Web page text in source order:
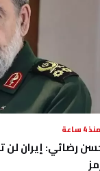
منذ 4 ساعة
رضائي: إيران